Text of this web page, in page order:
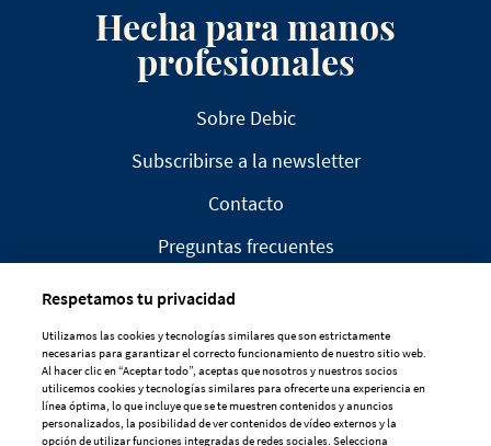
Hecha para manos
profesionales
Sobre Debic
Subscribirse a la newsletter
Contacto
Preguntas frecuentes
AVISO LEGAL
DECLARACIÓN DE PRIVACIDAD
Respetamos tu privacidad
Utilizamos las cookies y tecnologías similares que son estrictamente
necesarias para garantizar el correcto funcionamiento de nuestro sitio web.
Al hacer clic en “Aceptar todo”, aceptas que nosotros y nuestros socios
utilicemos cookies y tecnologías similares para ofrecerte una experiencia en
línea óptima, lo que incluye que se te muestren contenidos y anuncios
personalizados, la posibilidad de ver contenidos de vídeo externos y la
opción de utilizar funciones integradas de redes sociales. Selecciona